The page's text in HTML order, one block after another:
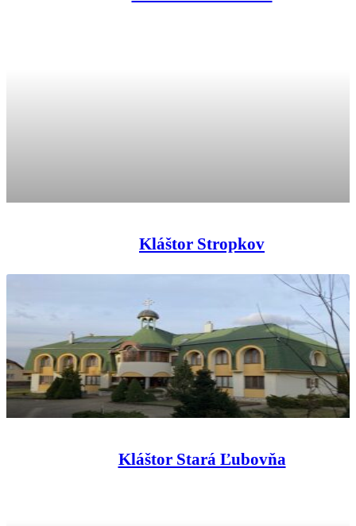
Kláštor Stropkov
Kláštor Stará Ľubovňa